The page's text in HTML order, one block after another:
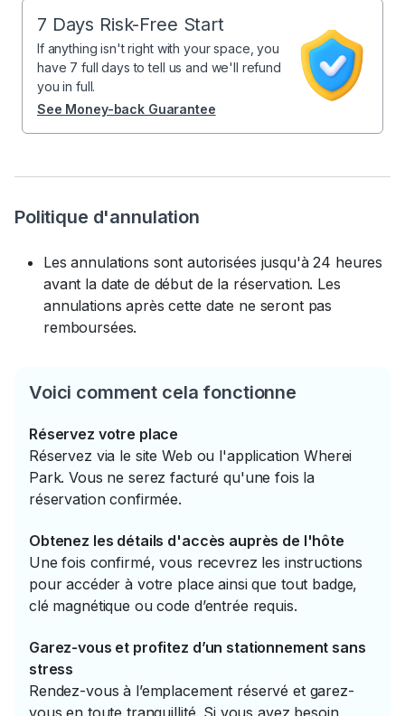
Politique d'annulation
Les annulations sont autorisées jusqu'à 24 heures
avant la date de début de la réservation. Les
annulations après cette date ne seront pas
remboursées.
Voici comment cela fonctionne
Réservez votre place
Réservez via le site Web ou l'application Wherei
Park. Vous ne serez facturé qu'une fois la
réservation confirmée.
Obtenez les détails d'accès auprès de l'hôte
Une fois confirmé, vous recevrez les instructions
pour accéder à votre place ainsi que tout badge,
clé magnétique ou code d’entrée requis.
Garez-vous et profitez d’un stationnement sans
stress
Rendez-vous à l’emplacement réservé et garez-
7 Days Risk-Free Start
If anything isn't right with your space, you
have 7 full days to tell us and we'll refund
you in full.
See Money-back Guarantee